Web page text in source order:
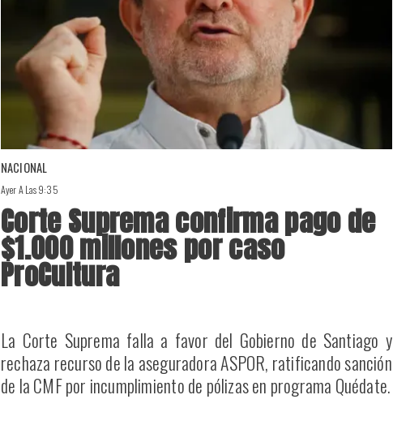
NACIONAL
Ayer A Las 9:35
Corte Suprema confirma pago de
$1.000 millones por caso
ProCultura
La Corte Suprema falla a favor del Gobierno de Santiago y
rechaza recurso de la aseguradora ASPOR, ratificando sanción
de la CMF por incumplimiento de pólizas en programa Quédate.